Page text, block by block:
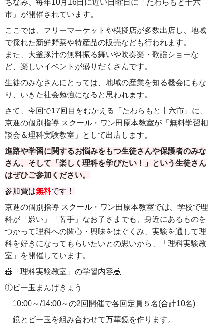
ちなみ、毎年10月16日に近い日曜日に「たわらもと十六
市」が開催されています。
ここでは、フリーマーケットや模擬店が多数出店し、地域
で採れた新鮮野菜や特産品の販売なども⾏われます。
また、⼤釜豚汁の無料振る舞いや吹奏楽・歌謡ショーな
ど、楽しいイベントが盛りだくさんです。
生徒のみなさんにとっては、地域の産業を知る機会にもな
り、いきた社会勉強になると思われます。
さて、今回で17回目をむかえる「たわらもと十六市」に、
京進の個別指導 スクール・ワン田原本教室が「無料学習相
談会＆理科実験教室」として出店します。
進路や学習に関するお悩みをもつ生徒さんや保護者のみな
さん、そして「楽しく理科を学びたい！」という生徒さん
はぜひご参加ください。
参加費は無料です！
京進の個別指導 スクール・ワン田原本教室では、学校で理
科が「嫌い」「苦手」なお子さまでも、身近にあるものを
つかって理科への関心・興味をはぐくみ、実験を通して理
科を好きになってもらいたいとの思いから、「理科実験教
室」を開催しています。
🎪「理科実験教室」の学習内容🎪
①ビー玉まんげきょう
10:00～/14:00～の2回開催で各回定員５名(合計10名)
鏡とビー玉を組み合わせて万華鏡を作ります。